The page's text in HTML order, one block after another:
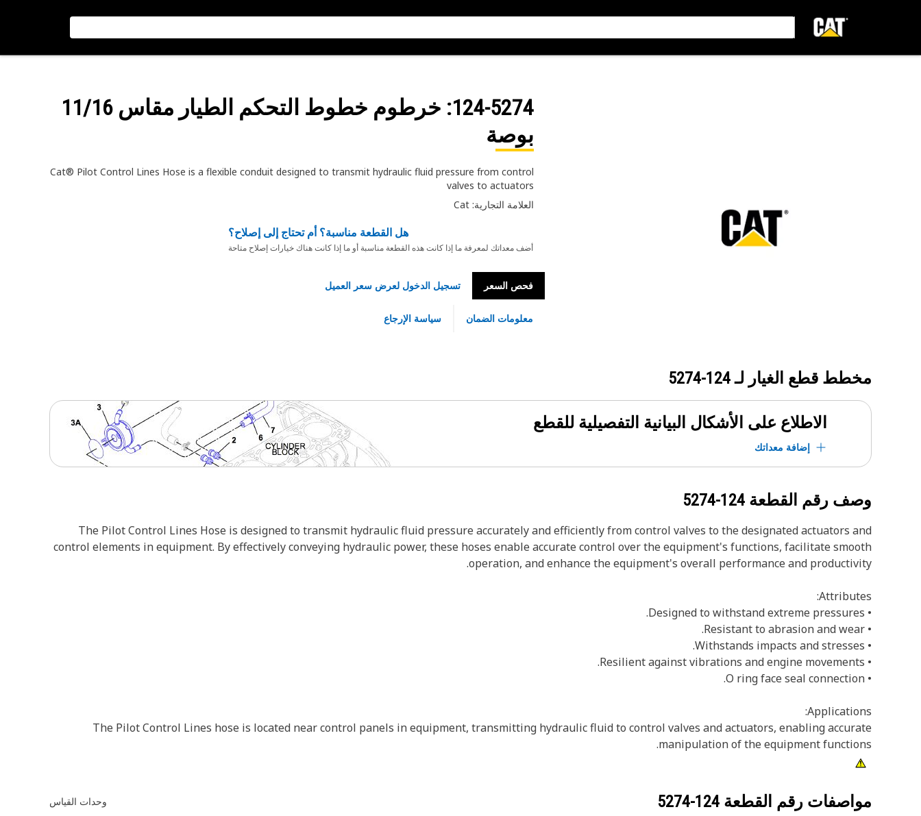
124-5274
: خرطوم خطوط التحكم الطيار مقاس 11/16
بوصة
Cat® Pilot Control Lines Hose is a flexible conduit designed to transmit hydraulic fluid pressure from control
valves to actuators
العلامة التجارية: Cat
هل القطعة مناسبة؟ أم تحتاج إلى إصلاح؟
أضف معداتك لمعرفة ما إذا كانت هذه القطعة مناسبة أو ما إذا كانت هناك خيارات إصلاح متاحة
فحص السعر تسجيل الدخول لعرض سعر العميل
معلومات الضمان سياسة الإرجاع
مخطط قطع الغيار لـ124-5274
الاطلاع على الأشكال البيانية التفصيلية للقطع
إضافة معداتك
وصف رقم القطعة 124-5274
The Pilot Control Lines Hose is designed to transmit hydraulic fluid pressure accurately and efficiently from control valves to the designated actuators and
control elements in equipment. By effectively conveying hydraulic power, these hoses enable accurate control over the equipment's functions, facilitate smooth
operation, and enhance the equipment's overall performance and productivity.
Attributes:
• Designed to withstand extreme pressures.
• Resistant to abrasion and wear.
• Withstands impacts and stresses.
• Resilient against vibrations and engine movements.
• O ring face seal connection.
Applications:
The Pilot Control Lines hose is located near control panels in equipment, transmitting hydraulic fluid to control valves and actuators, enabling accurate
manipulation of the equipment functions.
مواصفات رقم القطعة 124-5274 وحدات القياس